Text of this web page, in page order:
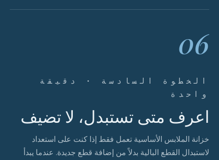
06
الخطوة السادسة · دقيقة
واحدة
اعرف متى تستبدل، لا تضيف
خزانة الملابس الأساسية تعمل فقط إذا كنت على استعداد
لاستبدال القطع البالية بدلاً من إضافة قطع جديدة. عندما يبدأ